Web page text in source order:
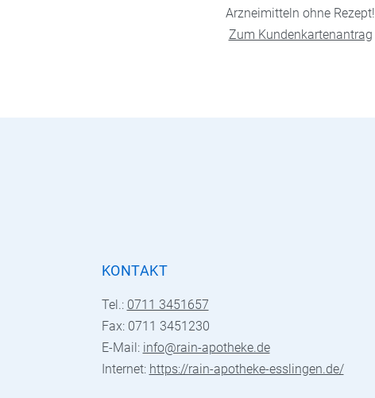
Arzneimitteln ohne Rezept!
Zum Kundenkartenantrag
KONTAKT
Tel.: 0711 3451657
Fax: 0711 3451230
E-Mail: info@rain-apotheke.de
Internet: https://rain-apotheke-esslingen.de/